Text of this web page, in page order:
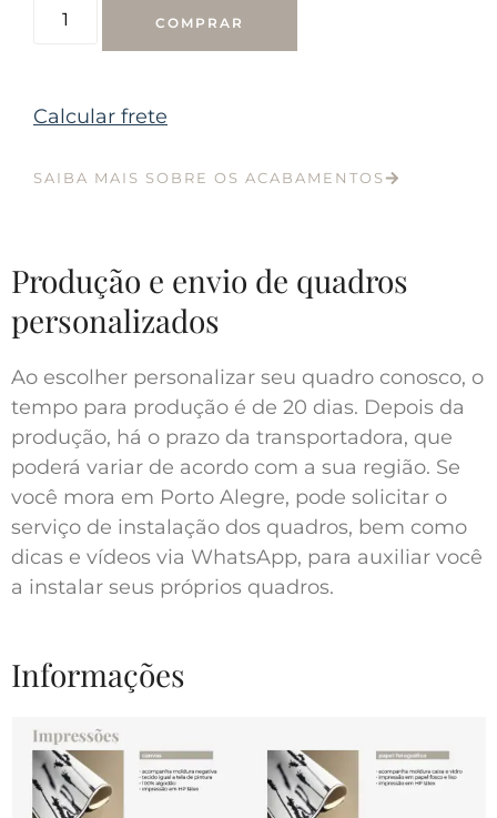
COMPRAR
Calcular frete
SAIBA MAIS SOBRE OS ACABAMENTOS
Produção e envio de quadros
personalizados
Ao escolher personalizar seu quadro conosco, o
tempo para produção é de 20 dias. Depois da
produção, há o prazo da transportadora, que
poderá variar de acordo com a sua região. Se
você mora em Porto Alegre, pode solicitar o
serviço de instalação dos quadros, bem como
dicas e vídeos via WhatsApp, para auxiliar você
a instalar seus próprios quadros.
Informações